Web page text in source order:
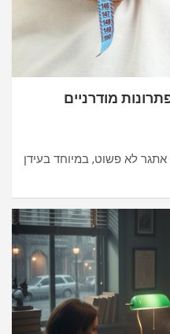
מודרניים
לא פשוט, במיוחד בעידן